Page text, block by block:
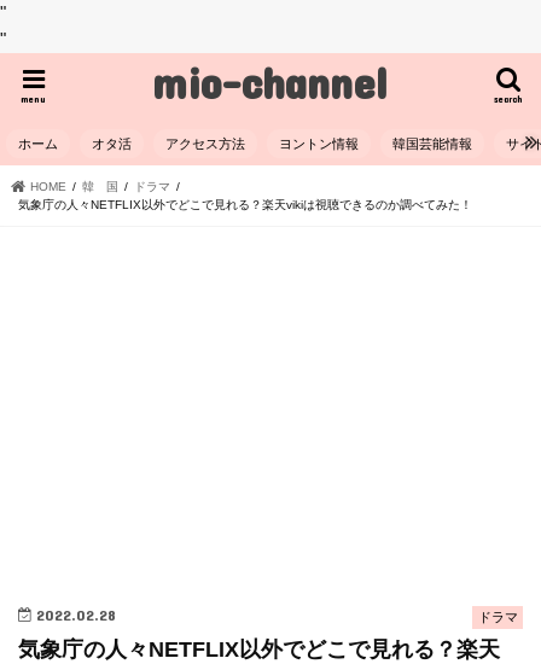
"
"
mio-channel search
menu
ホーム オタ活 アクセス方法 ヨントン情報 韓国芸能情報 サイ
HOME 韓 国
ドラマ
気象庁の人々NETFLIX以外でどこで見れる？楽天vikiは視聴できるのか調べてみた！
ドラマ
2022.02.28
気象庁の人々NETFLIX以外でどこで見れる？楽天